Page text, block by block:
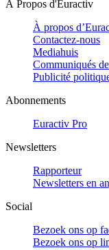
À Propos d'Euractiv
À propos
Contactez-nous
Mediahuis
Communiqués
Publicité
Abonnements
Euractiv Pro
Newsletters
Rapporteur
Newsletters en
Social
Bezoek ons op
Bezoek ons op